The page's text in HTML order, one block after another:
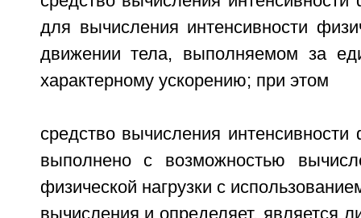
для вычисления интенсивности
движении тела, выполняемом за
характерному ускорению; при этом
средство вычисления интенсивности
выполнено с возможностью
физической нагрузки с
вычисления и определяет, является